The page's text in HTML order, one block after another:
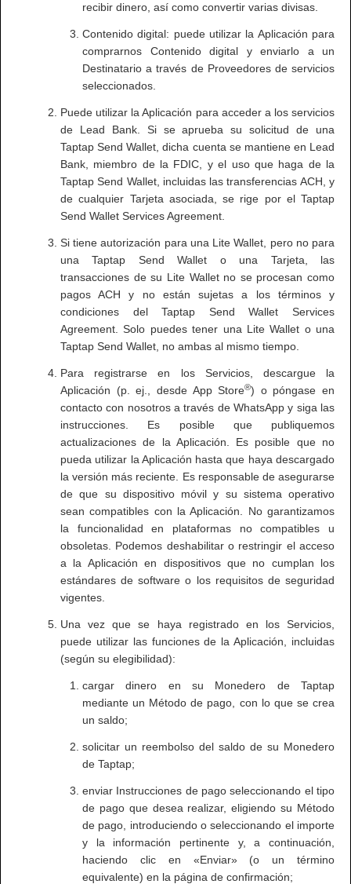
recibir dinero, así como convertir varias divisas.
Contenido digital: puede utilizar la Aplicación para
comprarnos Contenido digital y enviarlo a un
Destinatario a través de Proveedores de servicios
seleccionados.
Puede utilizar la Aplicación para acceder a los servicios
de Lead Bank. Si se aprueba su solicitud de una
Taptap Send Wallet, dicha cuenta se mantiene en Lead
Bank, miembro de la FDIC, y el uso que haga de la
Taptap Send Wallet, incluidas las transferencias ACH, y
de cualquier Tarjeta asociada, se rige por el Taptap
Send Wallet Services Agreement.
Si tiene autorización para una Lite Wallet, pero no para
una Taptap Send Wallet o una Tarjeta, las
transacciones de su Lite Wallet no se procesan como
pagos ACH y no están sujetas a los términos y
condiciones del Taptap Send Wallet Services
Agreement. Solo puedes tener una Lite Wallet o una
Taptap Send Wallet, no ambas al mismo tiempo.
Para registrarse en los Servicios, descargue la
Aplicación (p. ej., desde App Store®) o póngase en
contacto con nosotros a través de WhatsApp y siga las
instrucciones. Es posible que publiquemos
actualizaciones de la Aplicación. Es posible que no
pueda utilizar la Aplicación hasta que haya descargado
la versión más reciente. Es responsable de asegurarse
de que su dispositivo móvil y su sistema operativo
sean compatibles con la Aplicación. No garantizamos
la funcionalidad en plataformas no compatibles u
obsoletas. Podemos deshabilitar o restringir el acceso
a la Aplicación en dispositivos que no cumplan los
estándares de software o los requisitos de seguridad
vigentes.
Una vez que se haya registrado en los Servicios,
puede utilizar las funciones de la Aplicación, incluidas
(según su elegibilidad):
cargar dinero en su Monedero de Taptap
mediante un Método de pago, con lo que se crea
un saldo;
solicitar un reembolso del saldo de su Monedero
de Taptap;
enviar Instrucciones de pago seleccionando el tipo
de pago que desea realizar, eligiendo su Método
de pago, introduciendo o seleccionando el importe
y la información pertinente y, a continuación,
haciendo clic en «Enviar» (o un término
equivalente) en la página de confirmación;